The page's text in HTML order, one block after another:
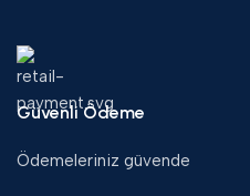
Güvenli Ödeme
Ödemeleriniz güvende